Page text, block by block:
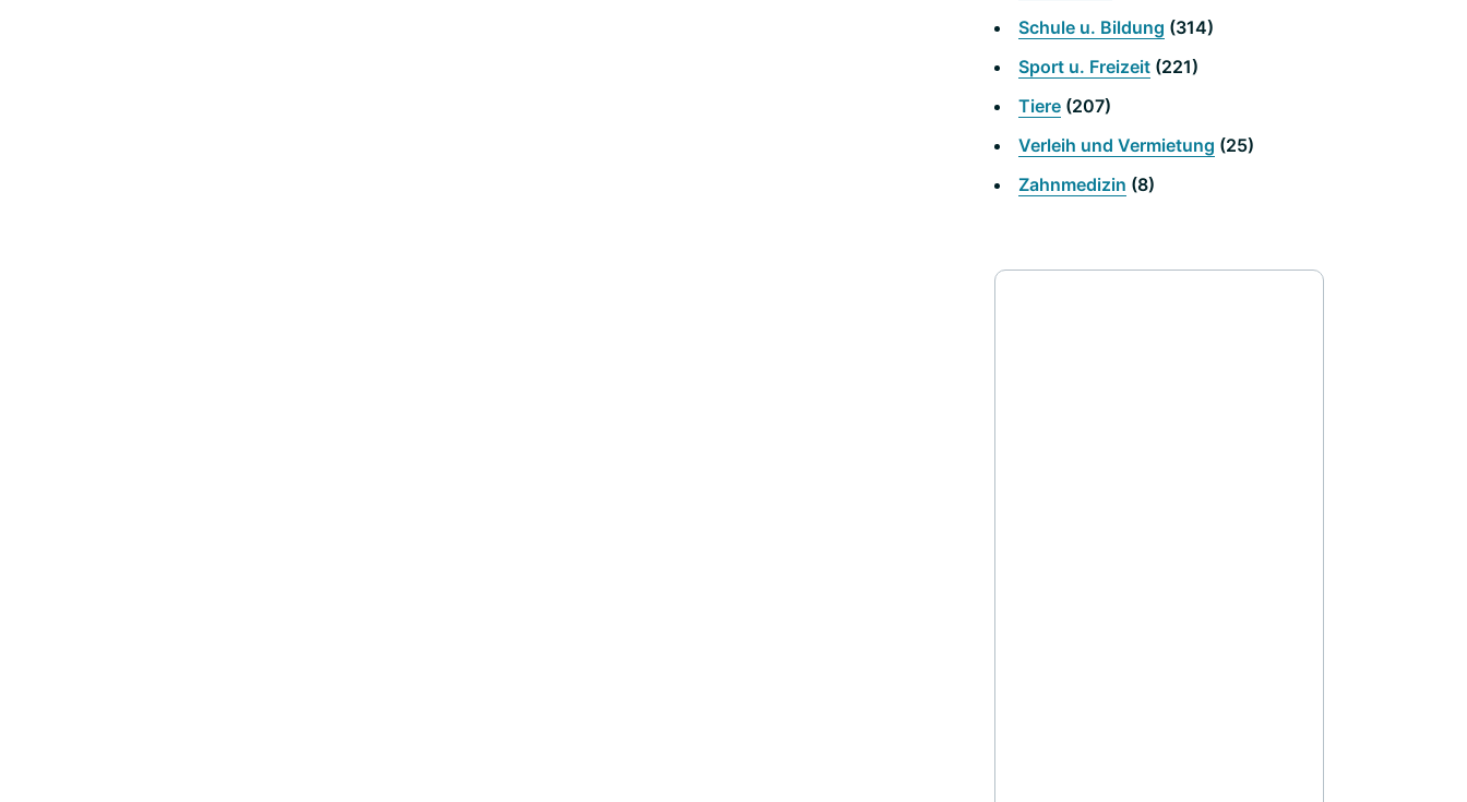
Schule u. Bildung (314)
Sport u. Freizeit (221)
Tiere (207)
Verleih und Vermietung (25)
Zahnmedizin (8)